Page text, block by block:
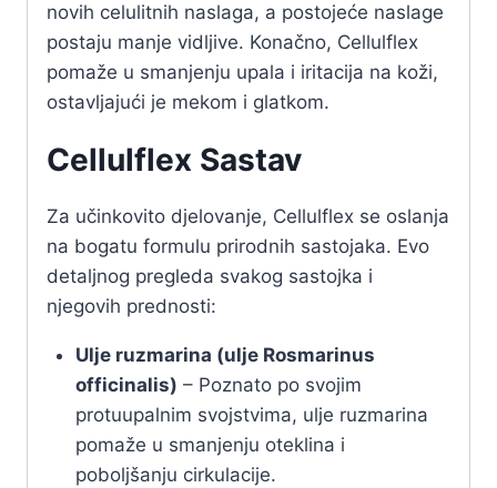
novih celulitnih naslaga, a postojeće naslage
postaju manje vidljive. Konačno, Cellulflex
pomaže u smanjenju upala i iritacija na koži,
ostavljajući je mekom i glatkom.
Cellulflex Sastav
Za učinkovito djelovanje, Cellulflex se oslanja
na bogatu formulu prirodnih sastojaka. Evo
detaljnog pregleda svakog sastojka i
njegovih prednosti:
Ulje ruzmarina (ulje Rosmarinus
officinalis) – Poznato po svojim
protuupalnim svojstvima, ulje ruzmarina
pomaže u smanjenju oteklina i
poboljšanju cirkulacije.